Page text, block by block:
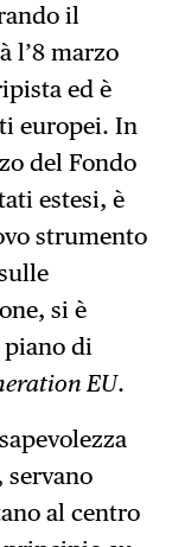
il
l’8 marzo
ed è
europei. In
del Fondo
estesi, è
strumento
si è
piano di
EU.
servano
al centro